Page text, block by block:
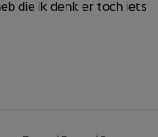
die ik denk er toch iets